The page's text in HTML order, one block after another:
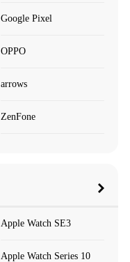
Google Pixel
OPPO
arrows
ZenFone
Apple Watch SE3
Apple Watch Series 10